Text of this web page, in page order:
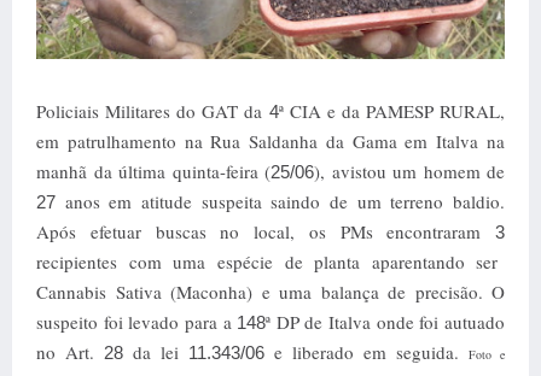
Policiais Militares do GAT da 4ª CIA e da PAMESP RURAL,
em patrulhamento na Rua Saldanha da Gama em Italva na
manhã da última quinta-feira (25/06), avistou um homem de
27 anos em atitude suspeita saindo de um terreno baldio.
Após efetuar buscas no local, os PMs encontraram 3
recipientes com uma espécie de planta aparentando ser
Cannabis Sativa (Maconha) e uma balança de precisão. O
suspeito foi levado para a 148ª DP de Italva onde foi autuado
no Art. 28 da lei 11.343/06 e liberado em seguida.
Foto e